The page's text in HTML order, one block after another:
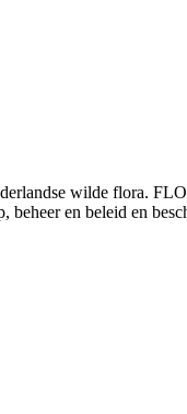
wilde flora.
en beleid en